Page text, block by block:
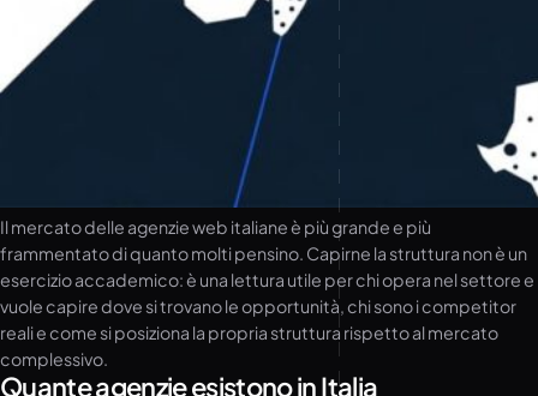
Il mercato delle agenzie web italiane è più grande e più
frammentato di quanto molti pensino. Capirne la struttura non è un
esercizio accademico: è una lettura utile per chi opera nel settore e
vuole capire dove si trovano le opportunità, chi sono i competitor
reali e come si posiziona la propria struttura rispetto al mercato
complessivo.
Quante agenzie esistono in Italia